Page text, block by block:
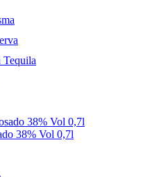
Tequila
38% Vol 0,7l